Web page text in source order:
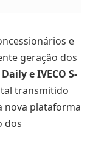
e
geração dos
e IVECO S-
transmitido
nova plataforma
dos